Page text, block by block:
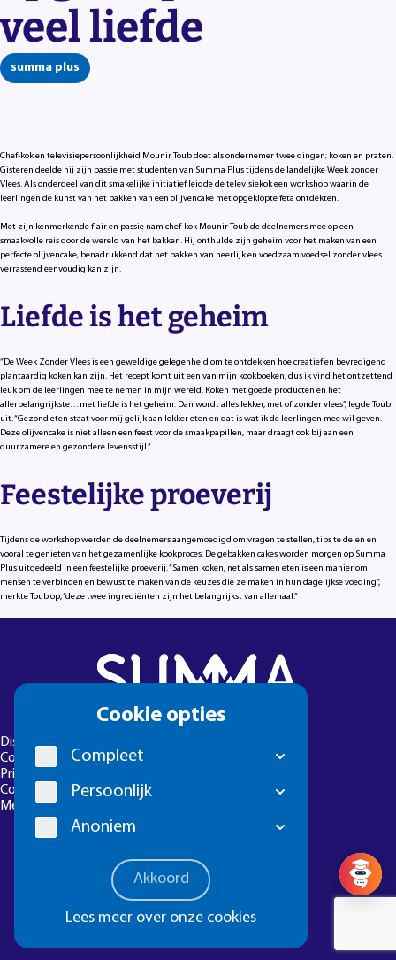
Cookie opties
Compleet
Persoonlijk
Anoniem
Akkoord
Lees meer over onze cookies
veel liefde
summa plus
Chef-kok en televisiepersoonlijkheid Mounir Toub doet als ondernemer twee dingen; koken en praten.
Gisteren deelde hij zijn passie met studenten van Summa Plus tijdens de landelijke Week zonder
Vlees. Als onderdeel van dit smakelijke initiatief leidde de televisiekok een workshop waarin de
leerlingen de kunst van het bakken van een olijvencake met opgeklopte feta ontdekten.
Met zijn kenmerkende flair en passie nam chef-kok Mounir Toub de deelnemers mee op een
smaakvolle reis door de wereld van het bakken. Hij onthulde zijn geheim voor het maken van een
perfecte olijvencake, benadrukkend dat het bakken van heerlijk en voedzaam voedsel zonder vlees
verrassend eenvoudig kan zijn.
Liefde is het geheim
“De Week Zonder Vlees is een geweldige gelegenheid om te ontdekken hoe creatief en bevredigend
plantaardig koken kan zijn. Het recept komt uit een van mijn kookboeken, dus ik vind het ontzettend
leuk om de leerlingen mee te nemen in mijn wereld. Koken met goede producten en het
allerbelangrijkste…met liefde is het geheim. Dan wordt alles lekker, met of zonder vlees”, legde Toub
uit. “Gezond eten staat voor mij gelijk aan lekker eten en dat is wat ik de leerlingen mee wil geven.
Deze olijvencake is niet alleen een feest voor de smaakpapillen, maar draagt ook bij aan een
duurzamere en gezondere levensstijl.”
Feestelijke proeverij
Tijdens de workshop werden de deelnemers aangemoedigd om vragen te stellen, tips te delen en
vooral te genieten van het gezamenlijke kookproces. De gebakken cakes worden morgen op Summa
Plus uitgedeeld in een feestelijke proeverij. “Samen koken, net als samen eten is een manier om
mensen te verbinden en bewust te maken van de keuzes die ze maken in hun dagelijkse voeding”,
merkte Toub op, “deze twee ingrediënten zijn het belangrijkst van allemaal.”
Disclaimer
Colofon
Privacyverklaring
Cookie-instellingen
Meld een foutje